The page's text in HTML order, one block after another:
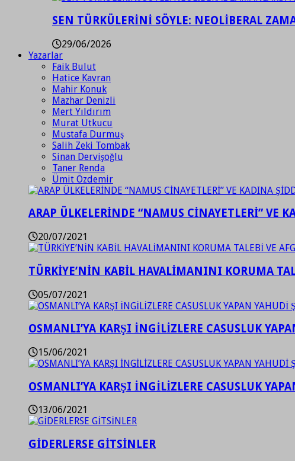
SEN TÜRKÜLERİNİ SÖYLE: NEOLİBERAL
29/06/2026
Yazarlar
Faik Bulut
Hatice Kavran
Mahir Konuk
Mazhar Denizli
Mert Yıldırım
Murat Utkucu
Mustafa Durmuş
Salih Zeki Tombak
Sinan Dervişoğlu
Taner Renda
Ümit Özdemir
ARAP ÜLKELERİNDE “NAMUS CİNAYETLERİ” VE
20/07/2021
TÜRKİYE’NİN KABİL HAVALİMANINI KORUMA
05/07/2021
OSMANLI’YA KARŞI İNGİLİZLERE CASUSLUK
15/06/2021
OSMANLI’YA KARŞI İNGİLİZLERE CASUSLUK
13/06/2021
GİDERLERSE GİTSİNLER